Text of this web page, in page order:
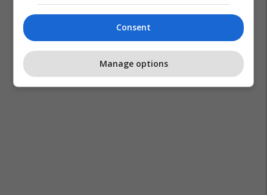
Ivan Provedel Liga E Kampionëve
Lazio
Atletico Madrid
Consent
Manage options